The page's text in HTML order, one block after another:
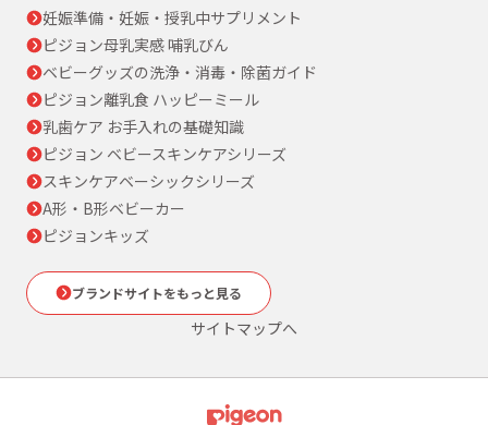
妊娠準備・妊娠・授乳中サプリメント
ピジョン母乳実感 哺乳びん
ベビーグッズの洗浄・消毒・除菌ガイド
ピジョン離乳食 ハッピーミール
乳歯ケア お手入れの基礎知識
ピジョン ベビースキンケアシリーズ
スキンケアベーシックシリーズ
A形・B形ベビーカー
ピジョンキッズ
ブランドサイトをもっと見る
サイトマップへ